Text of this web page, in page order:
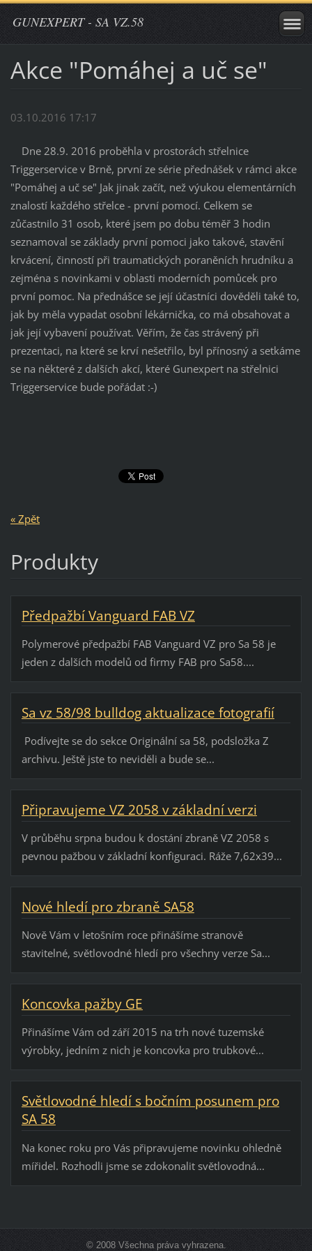
GUNEXPERT - SA VZ.58
Akce "Pomáhej a uč se"
03.10.2016 17:17
Dne 28.9. 2016 proběhla v prostorách střelnice
Triggerservice v Brně, první ze série přednášek v rámci akce
"Pomáhej a uč se" Jak jinak začít, než výukou elementárních
znalostí každého střelce - první pomocí. Celkem se
zůčastnilo 31 osob, které jsem po dobu téměř 3 hodin
seznamoval se základy první pomoci jako takové, stavění
krvácení, činností při traumatických poraněních hrudníku a
zejména s novinkami v oblasti moderních pomůcek pro
první pomoc. Na přednášce se její účastníci dověděli také to,
jak by měla vypadat osobní lékárnička, co má obsahovat a
jak její vybavení používat. Věřím, že čas strávený při
prezentaci, na které se krví nešetřilo, byl přínosný a setkáme
se na některé z dalších akcí, které Gunexpert na střelnici
Triggerservice bude pořádat :-)
« Zpět
Produkty
Předpažbí Vanguard FAB VZ
Polymerové předpažbí FAB Vanguard VZ pro Sa 58 je
jeden z dalších modelů od firmy FAB pro Sa58....
Sa vz 58/98 bulldog aktualizace fotografií
Podívejte se do sekce Originální sa 58, podsložka Z
archivu. Ještě jste to neviděli a bude se...
Připravujeme VZ 2058 v základní verzi
V průběhu srpna budou k dostání zbraně VZ 2058 s
pevnou pažbou v základní konfiguraci. Ráže 7,62x39...
Nové hledí pro zbraně SA58
Nově Vám v letošním roce přinášíme stranově
stavitelné, světlovodné hledí pro všechny verze Sa...
Koncovka pažby GE
Přinášíme Vám od září 2015 na trh nové tuzemské
výrobky, jedním z nich je koncovka pro trubkové...
Světlovodné hledí s bočním posunem pro
SA 58
Na konec roku pro Vás připravujeme novinku ohledně
mířidel. Rozhodli jsme se zdokonalit světlovodná...
© 2008 Všechna práva vyhrazena.